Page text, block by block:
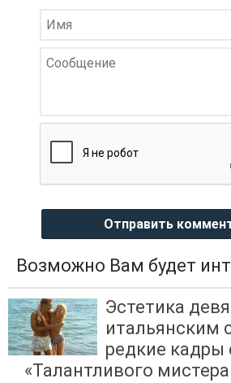
Отправить
Возможно Вам будет
Эстетика
итальянским
редкие кадры
«Талантливого